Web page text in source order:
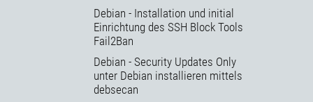
Debian - Installation und initial
Einrichtung des SSH Block Tools
Fail2Ban
Debian - Security Updates Only
unter Debian installieren mittels
debsecan